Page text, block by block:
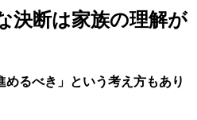
決断は家族の理解が
るべき」という考え方もあり